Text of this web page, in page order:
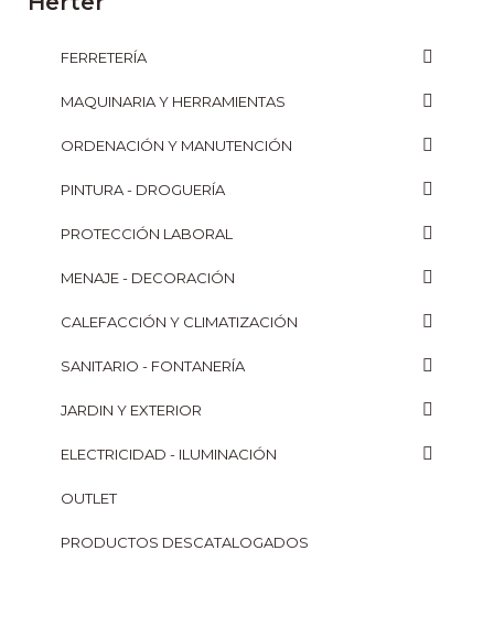
FERRETERÍA
MAQUINARIA Y HERRAMIENTAS
ORDENACIÓN Y MANUTENCIÓN
PINTURA - DROGUERÍA
PROTECCIÓN LABORAL
MENAJE - DECORACIÓN
CALEFACCIÓN Y CLIMATIZACIÓN
SANITARIO - FONTANERÍA
JARDIN Y EXTERIOR
ELECTRICIDAD - ILUMINACIÓN
OUTLET
PRODUCTOS DESCATALOGADOS